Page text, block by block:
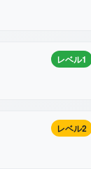
レベル1
レベル2